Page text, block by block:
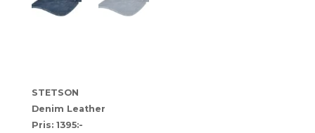
STETSON
Denim Leather
Pris: 1395:-